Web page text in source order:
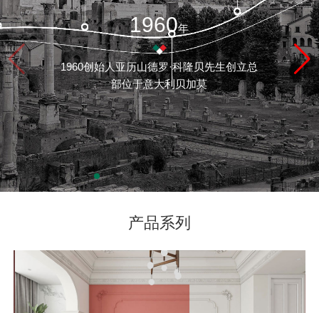
联
系
我
们
品
牌
1960年
1960创始人亚历山德罗·科隆贝先生创立总
部位于意大利贝加莫
产品系列